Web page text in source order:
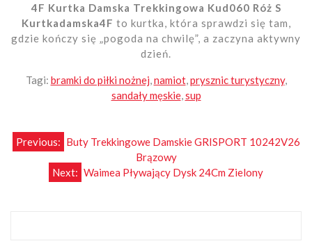
4F Kurtka Damska Trekkingowa Kud060 Róż S
Kurtkadamska4F to kurtka, która sprawdzi się tam,
gdzie kończy się „pogoda na chwilę”, a zaczyna aktywny
dzień.
Tagi: bramki do piłki nożnej namiot, prysznic turystyczny,
sandały męskie, sup
Nawigacja
wpisu
Previous: Buty Trekkingowe Damskie GRISPORT 10242V26
Brązowy
Next: Waimea Pływający Dysk 24Cm Zielony